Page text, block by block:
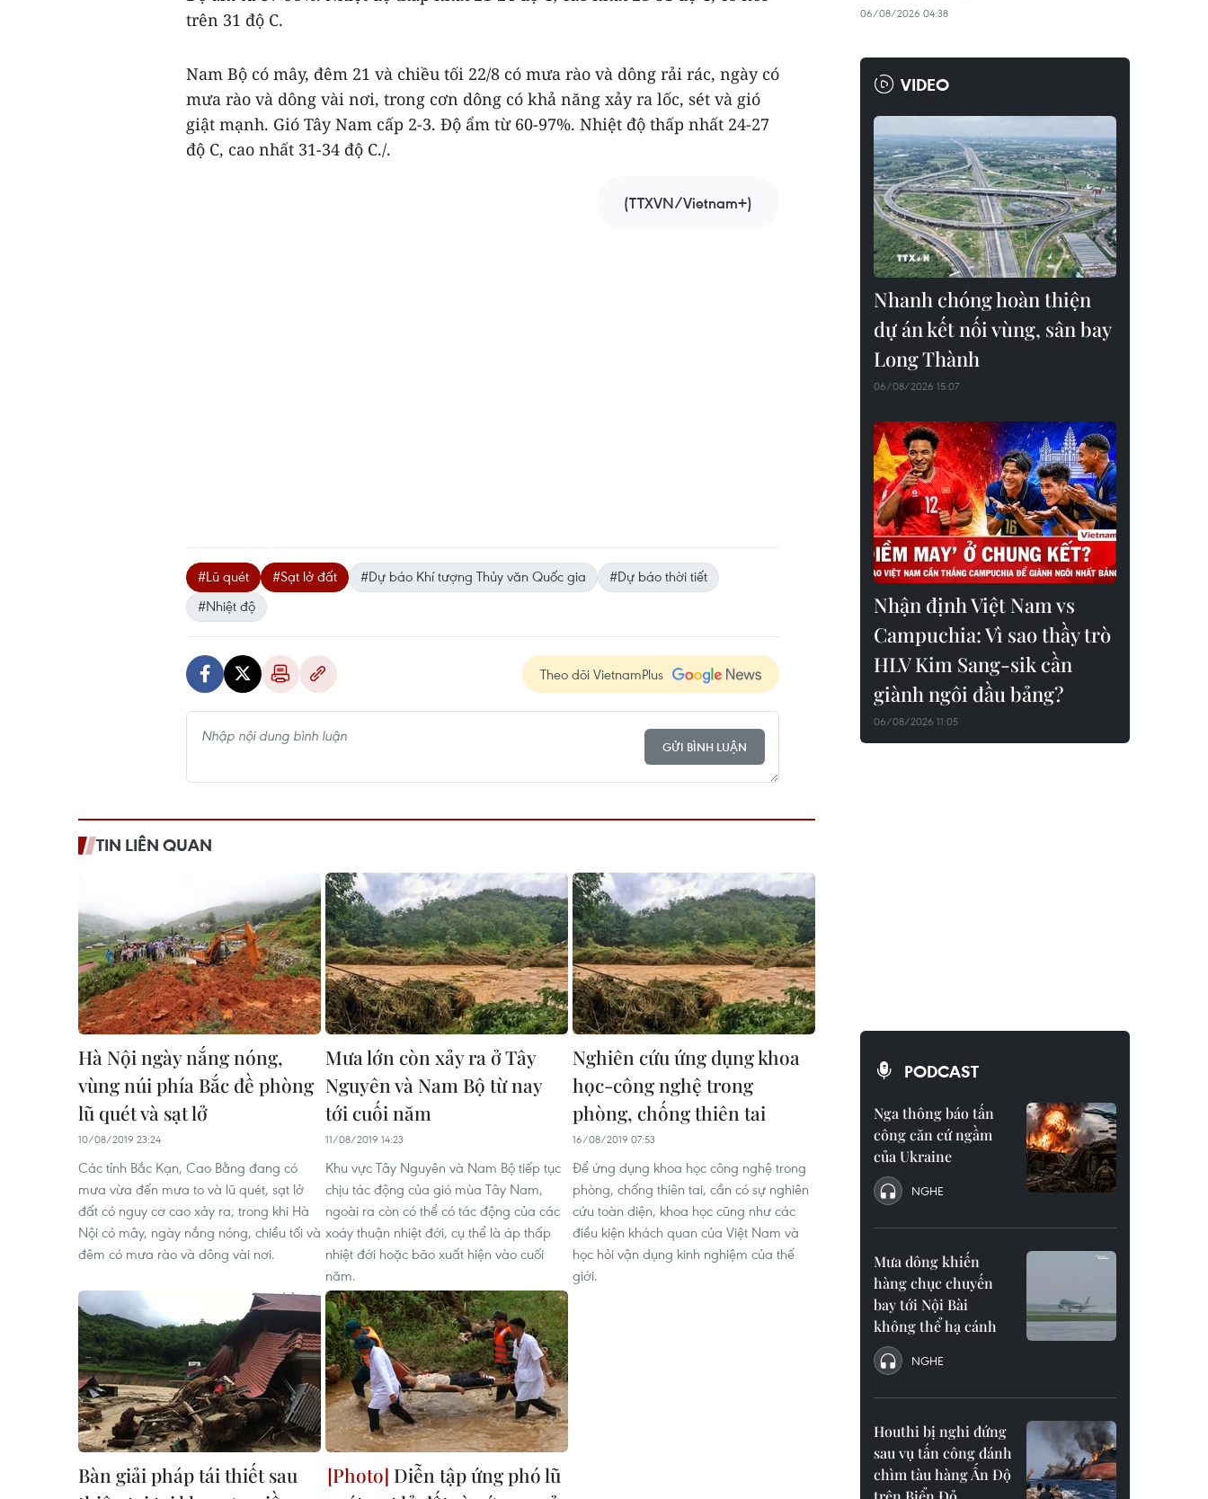
trên 31 độ C.
Nam Bộ có mây, đêm 21 và chiều tối 22/8 có mưa rào và dông rải rác, ngày có
mưa rào và dông vài nơi, trong cơn dông có khả năng xảy ra lốc, sét và gió
giật mạnh. Gió Tây Nam cấp 2-3. Độ ẩm từ 60-97%. Nhiệt độ thấp nhất 24-27
độ C, cao nhất 31-34 độ C./.
(TTXVN/Vietnam+)
#Lũ quét #Sạt lở đất #Dự báo Khí tượng Thủy văn Quốc gia
#Dự báo thời tiết
#Nhiệt độ
Theo dõi VietnamPlus
GỬI BÌNH LUẬN
TIN LIÊN QUAN
Hà Nội ngày nắng nóng,
vùng núi phía Bắc đề phòng
lũ quét và sạt lở
10/08/2019 23:24
Các tỉnh Bắc Kạn, Cao Bằng đang có
mưa vừa đến mưa to và lũ quét, sạt lở
đất có nguy cơ cao xảy ra; trong khi Hà
Nội có mây, ngày nắng nóng, chiều tối và
đêm có mưa rào và dông vài nơi.
Mưa lớn còn xảy ra ở Tây
Nguyên và Nam Bộ từ nay
tới cuối năm
11/08/2019 14:23
Khu vực Tây Nguyên và Nam Bộ tiếp tục
chịu tác động của gió mùa Tây Nam,
ngoài ra còn có thể có tác động của các
xoáy thuận nhiệt đới, cụ thể là áp thấp
nhiệt đới hoặc bão xuất hiện vào cuối
năm.
Nghiên cứu ứng dụng khoa
học-công nghệ trong
phòng, chống thiên tai
16/08/2019 07:53
Để ứng dụng khoa học công nghệ trong
phòng, chống thiên tai, cần có sự nghiên
cứu toàn diện, khoa học cũng như các
điều kiện khách quan của Việt Nam và
học hỏi vận dụng kinh nghiệm của thế
giới.
Bàn giải pháp tái thiết sau
Diễn tập ứng phó lũ
06/08/2026 04:38
VIDEO
Nhanh chóng hoàn thiện
dự án kết nối vùng, sân bay
Long Thành
06/08/2026 15:07
Nhận định Việt Nam vs
Campuchia: Vì sao thầy trò
HLV Kim Sang-sik cần
giành ngôi đầu bảng?
06/08/2026 11:05
PODCAST
Nga thông báo tấn
công căn cứ ngầm
của Ukraine
NGHE
Mưa dông khiến
hàng chục chuyến
bay tới Nội Bài
không thể hạ cánh
NGHE
Houthi bị nghi đứng
sau vụ tấn công đánh
chìm tàu hàng Ấn Độ